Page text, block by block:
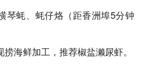
琴蚝、蚝仔烙（距香洲埠5分钟
海鲜加工，推荐椒盐濑尿虾。